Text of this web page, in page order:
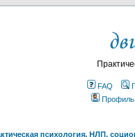
FAQ
Профиль
психология, НЛП,